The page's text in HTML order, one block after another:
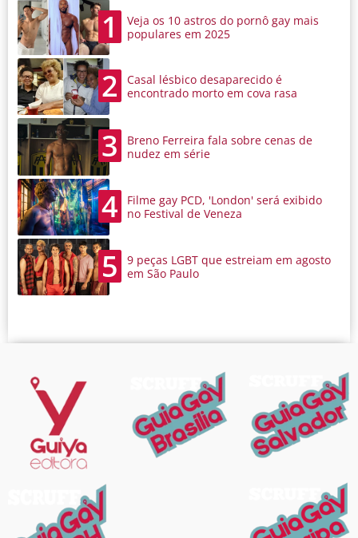
1
Veja os 10 astros do pornô gay mais
populares em 2025
2
Casal lésbico desaparecido é
encontrado morto em cova rasa
3
Breno Ferreira fala sobre cenas de
nudez em série
4
Filme gay PCD, 'London' será exibido
no Festival de Veneza
5
9 peças LGBT que estreiam em agosto
em São Paulo